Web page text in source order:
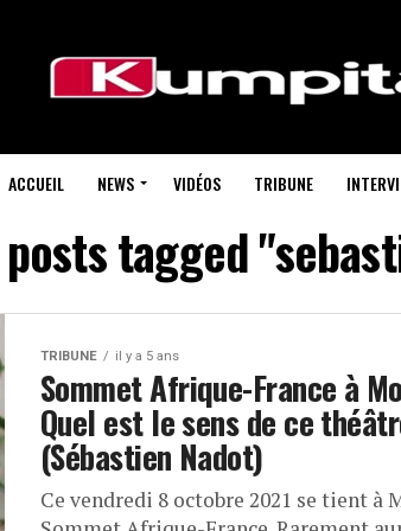
ACCUEIL NEWS VIDÉOS TRIBUNE
tagged
TRIBUNE il y a 5 ans
Sommet Afrique-France à
Quel est le sens de ce
(Sébastien Nadot)
Ce vendredi 8 octobre 2021 se tient à